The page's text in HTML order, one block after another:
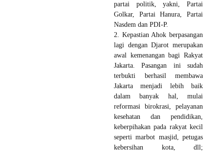
partai politik, yakni, Partai
Golkar, Partai Hanura, Partai
Nasdem dan PDI-P.
2. Kepastian Ahok berpasangan
lagi dengan Djarot merupakan
awal kemenangan bagi Rakyat
Jakarta. Pasangan ini sudah
terbukti berhasil membawa
Jakarta menjadi lebih baik
dalam banyak hal, mulai
reformasi birokrasi, pelayanan
kesehatan dan pendidikan,
keberpihakan pada rakyat kecil
seperti marbot masjid, petugas
kebersihan kota, dll;